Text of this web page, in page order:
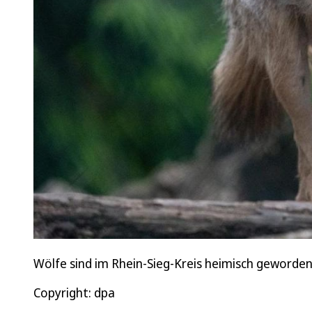
Wölfe sind im Rhein-Sieg-Kreis heimisch
Copyright: dpa